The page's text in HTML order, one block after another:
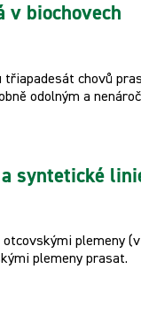
v biochovech
chovů
odolným a
syntetické
plemeny
plemeny prasat.